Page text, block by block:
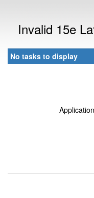
Invalid 15e
No tasks to display